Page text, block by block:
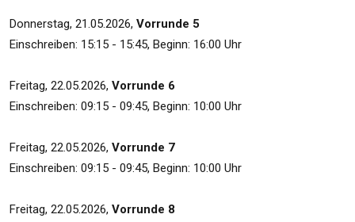
Donnerstag, 21.05.2026, Vorrunde 5
Einschreiben: 15:15 - 15:45, Beginn: 16:00 Uhr
Freitag, 22.05.2026, Vorrunde 6
Einschreiben: 09:15 - 09:45, Beginn: 10:00 Uhr
Freitag, 22.05.2026, Vorrunde 7
Einschreiben: 09:15 - 09:45, Beginn: 10:00 Uhr
Freitag, 22.05.2026, Vorrunde 8